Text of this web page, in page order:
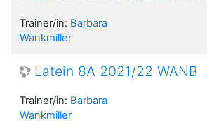
Trainer/in: Barbara
Wankmiller
Latein 8A 2021/22 WANB
Trainer/in: Barbara
Wankmiller